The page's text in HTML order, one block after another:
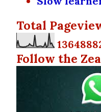
Total
1364888
Follow the